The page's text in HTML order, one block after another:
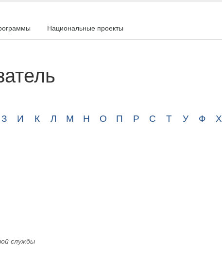
Национальные проекты
З И К Л М Н О П Р С Т У Ф Х
службы